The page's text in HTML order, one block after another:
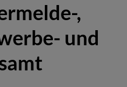
,
und